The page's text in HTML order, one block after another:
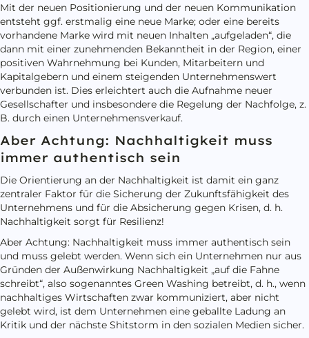
Mit der neuen Positionierung und der neuen Kommunikation
entsteht ggf. erstmalig eine neue Marke; oder eine bereits
vorhandene Marke wird mit neuen Inhalten „aufgeladen“, die
dann mit einer zunehmenden Bekanntheit in der Region, einer
positiven Wahrnehmung bei Kunden, Mitarbeitern und
Kapitalgebern und einem steigenden Unternehmenswert
verbunden ist. Dies erleichtert auch die Aufnahme neuer
Gesellschafter und insbesondere die Regelung der Nachfolge, z.
B. durch einen Unternehmensverkauf.
Aber Achtung: Nachhaltigkeit muss
immer authentisch sein
Die Orientierung an der Nachhaltigkeit ist damit ein ganz
zentraler Faktor für die Sicherung der Zukunftsfähigkeit des
Unternehmens und für die Absicherung gegen Krisen, d. h.
Nachhaltigkeit sorgt für Resilienz!
Aber Achtung: Nachhaltigkeit muss immer authentisch sein
und muss gelebt werden. Wenn sich ein Unternehmen nur aus
Gründen der Außenwirkung Nachhaltigkeit „auf die Fahne
schreibt“, also sogenanntes Green Washing betreibt, d. h., wenn
nachhaltiges Wirtschaften zwar kommuniziert, aber nicht
gelebt wird, ist dem Unternehmen eine geballte Ladung an
Kritik und der nächste Shitstorm in den sozialen Medien sicher.